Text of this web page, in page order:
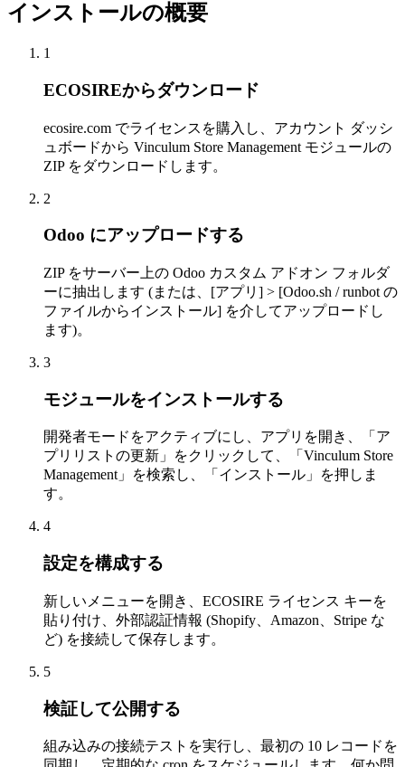
インストールの概要
1
ECOSIREからダウンロード
ecosire.com でライセンスを購入し、アカウント ダッシ
ュボードから Vinculum Store Management モジュールの
ZIP をダウンロードします。
2
Odoo にアップロードする
ZIP をサーバー上の Odoo カスタム アドオン フォルダ
ーに抽出します (または、[アプリ] > [Odoo.sh / runbot の
ファイルからインストール] を介してアップロードし
ます)。
3
モジュールをインストールする
開発者モードをアクティブにし、アプリを開き、「ア
プリリストの更新」をクリックして、「Vinculum Store
Management」を検索し、「インストール」を押しま
す。
4
設定を構成する
新しいメニューを開き、ECOSIRE ライセンス キーを
貼り付け、外部認証情報 (Shopify、Amazon、Stripe な
ど) を接続して保存します。
5
検証して公開する
組み込みの接続テストを実行し、最初の 10 レコードを